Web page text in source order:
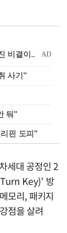
사기"
둬"
핀 도피"
세대 공정인 2
Key)' 방
모리, 패키지
점을 살려